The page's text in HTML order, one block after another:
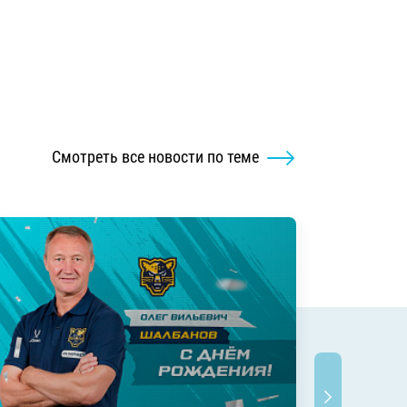
Смотреть все новости по теме